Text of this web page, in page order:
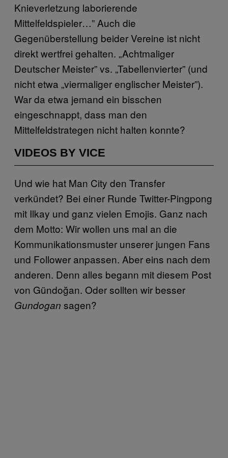
Knieverletzung laborierende
Mittelfeldspieler…” Auch die
Gegenüberstellung beider Vereine ist nicht
direkt wertfrei gehalten. „Achtmaliger
Deutscher Meister” vs. „Tabellenvierter” (und
nicht etwa „viermaliger englischer Meister”).
War da etwa jemand ein bisschen
eingeschnappt, dass man den
Mittelfeldstrategen nicht halten konnte?
VIDEOS BY VICE
Und wie hat Man City den Transfer
verkündet? Bei einer Runde Twitter-Pingpong
mit Ilkay und ganz vielen Emojis. Ganz nach
dem Motto: Wir wollen uns mal an die
Kommunikationsmuster unserer jungen Fans
und Follower anpassen. Aber eins nach dem
anderen. Denn alles begann mit diesem Post
von Gündoğan. Oder sollten wir besser
Gundogan sagen?